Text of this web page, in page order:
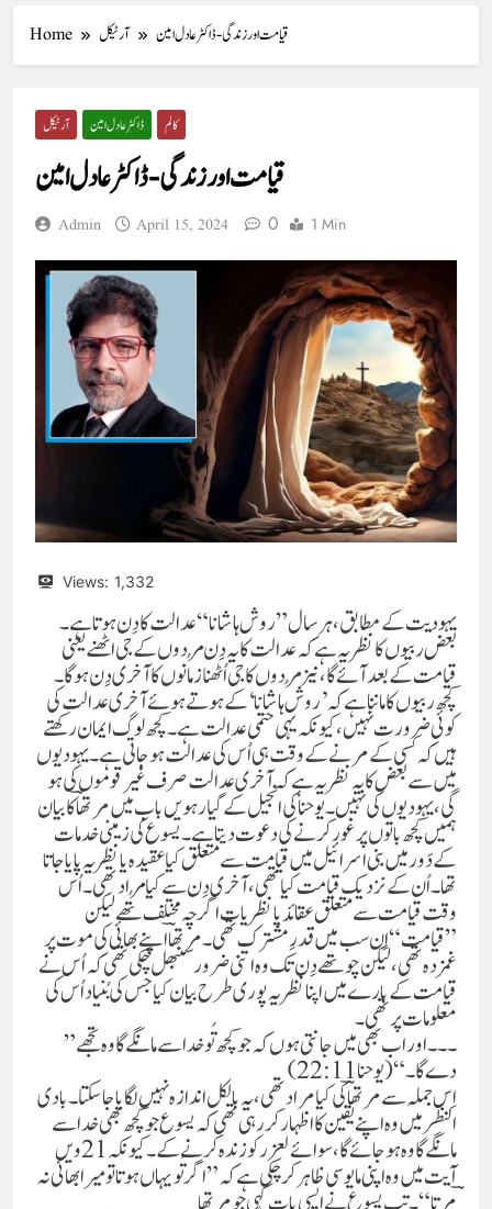
Home آرٹیکل قیامت اور زندگی- ڈاکٹر عادل امین
آرٹیکل ڈاکٹر عادل امین کالم
قیامت اور زندگی- ڈاکٹر عادل امین
Admin April 15, 2024 0 1 Min
Views: 1,332
یہودیت کے مطابق، ہر سال ”روش ہاشانا“عدالت کا دِن ہوتا ہے۔
بعض ربیوں کا نظریہ ہے کہ عدالت کا یہ دِن مُردوں کے جی اٹھنے یعنی
قیامت کے بعد آئے گا، نیز مُردوں کا جی اُٹھنا زمانوں کا آخری دِن ہو گا۔
کچھ ربیوں کا ماننا ہے کہ’روش ہاشانا‘ کے ہوتے ہوئے آخری عدالت کی
کوئی ضرورت نہیں، کیونکہ یہی حتمی عدالت ہے۔کچھ لوگ ایمان رکھتے
ہیں کہ کسی کے مرنے کے وقت ہی اُس کی عدالت ہو جاتی ہے۔یہودیوں
میں سے بعض کا یہ نظریہ ہے کہ آخری عدالت صرف غیر قوموں کی ہو
گی، یہودیوں کی نہیں۔یوحنا کی انجیل کے گیارہویں باب میں مرتھاؔ کا بیان
ہمیں کچھ باتوں پر غور کرنے کی دعوت دیتا ہے۔یسوع کی زمینی خدمات
کے دَور میں بنی اسرائیل میں قیامت سے متعلق کیا عقیدہ یا نظریہ پایا جاتا
تھا۔ اُن کے نزدیک قیامت کیا تھی، آخری دِن سے کیا مُراد تھی۔اُس
وقت قیامت سے متعلق عقائد یا نظریات اگرچہ مختلف تھے لیکن
”قیامت“ اِن سب میں قدرِ مشترک تھی۔مرتھا ؔ اپنے بھائی کی موت پر
غمزدہ تھی، لیکن چوتھے دِن تک وہ اتنی ضرور سنبھل چُکی تھی کہ اُس نے
قیامت کے بارے میں اپنا نظریہ پوری طرح بیان کیاجس کی بُنیاد اُس کی
معلومات پر تھی۔
”۔۔۔اور اب بھی میں جانتی ہوں کہ جو کچھ تُو خدا سے مانگے گا وہ تجھے
دے گا۔“ (یوحنا 22:11)
اِس جملہ سے مرتھاؔ کی کیا مراد تھی، یہ بالکل اندازہ نہیں لگایا جا سکتا۔ بادی
النظر میں وہ اپنے یقین کا اظہار کر رہی تھی کہ یسوع جو کچھ بھی خدا سے
مانگے گا وہ ہو جائے گا، سوائے لعزر کو زندہ کرنے کے۔ کیونکہ 21 ویں
آیت میں وہ اپنی مایوسی ظاہر کر چکی ہے کہ ”اگر تُو یہاں ہوتا تو میرا بھائی نہ